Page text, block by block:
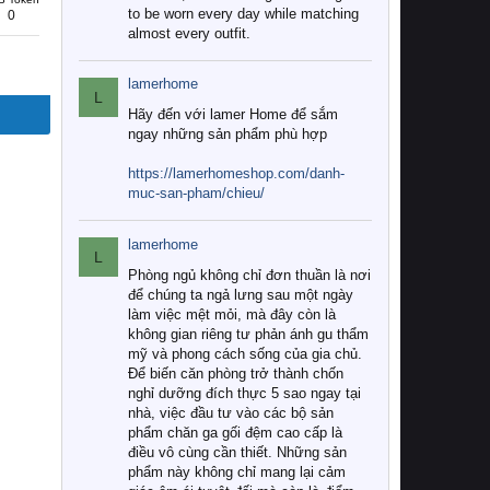
0
to be worn every day while matching
almost every outfit.
L
lamerhome
Hãy đến với lamer Home để sắm
ngay những sản phẩm phù hợp
https://lamerhomeshop.com/danh-
muc-san-pham/chieu/
L
lamerhome
Phòng ngủ không chỉ đơn thuần là nơi
để chúng ta ngả lưng sau một ngày
làm việc mệt mỏi, mà đây còn là
không gian riêng tư phản ánh gu thẩm
mỹ và phong cách sống của gia chủ.
Để biến căn phòng trở thành chốn
nghỉ dưỡng đích thực 5 sao ngay tại
nhà, việc đầu tư vào các bộ sản
phẩm chăn ga gối đệm cao cấp là
điều vô cùng cần thiết. Những sản
phẩm này không chỉ mang lại cảm